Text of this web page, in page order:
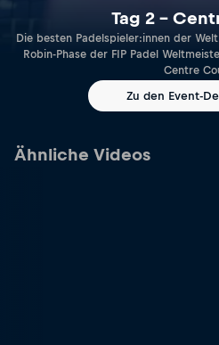
Tag 2 –
Die besten Padelspieler:innen der
Robin-Phase der FIP Padel
Centre
Zu den Event-
Ähnliche Videos